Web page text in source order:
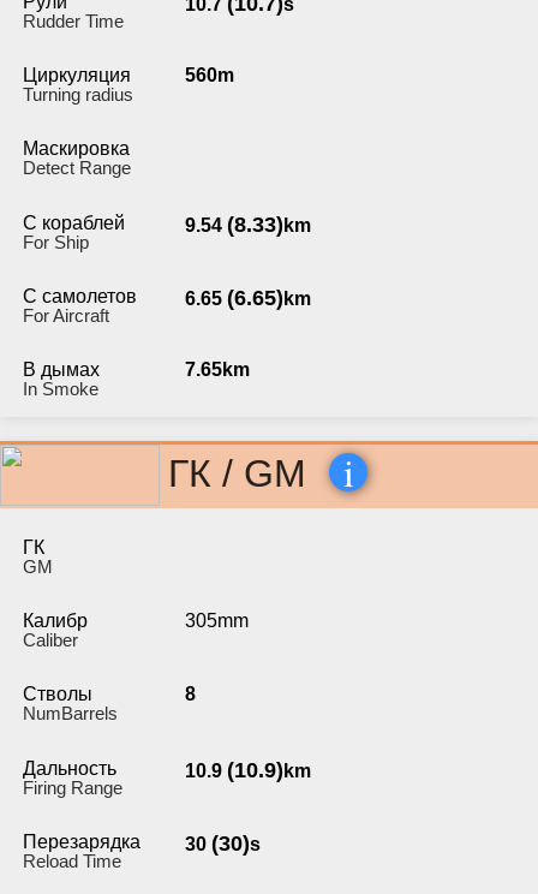
Rudder Time
Циркуляция
Turning radius
560m
Маскировка
Detect Range
С кораблей
For Ship
9.54 (8.33) km
С самолетов
For Aircraft
6.65 (6.65) km
В дымах
In Smoke
7.65km
ГК / GM i
ГК
GM
Калибр
Caliber
305mm
Стволы
NumBarrels
8
Дальность
Firing Range
10.9 (10.9) km
Перезарядка
Reload Time
30 (30)s